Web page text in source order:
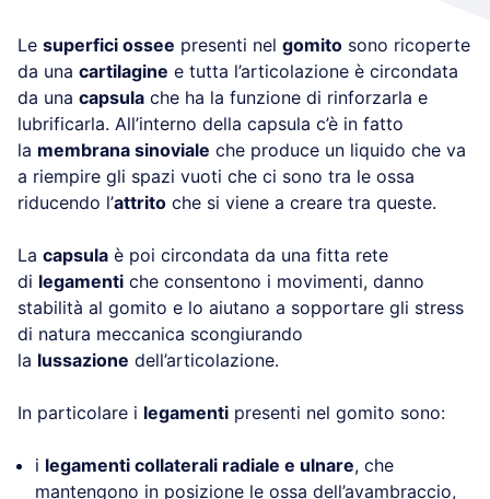
Le superfici ossee presenti nel gomito sono ricoperte
da una cartilagine e tutta l’articolazione è circondata
da una capsula che ha la funzione di rinforzarla e
lubrificarla. All’interno della capsula c’è in fatto
la membrana sinoviale che produce un liquido che va
a riempire gli spazi vuoti che ci sono tra le ossa
riducendo l’attrito che si viene a creare tra queste.
La capsula è poi circondata da una fitta rete
di legamenti che consentono i movimenti, danno
stabilità al gomito e lo aiutano a sopportare gli stress
di natura meccanica scongiurando
la lussazione dell’articolazione.
In particolare i legamenti presenti nel gomito sono:
i legamenti collaterali radiale e ulnare, che
mantengono in posizione le ossa dell’avambraccio,